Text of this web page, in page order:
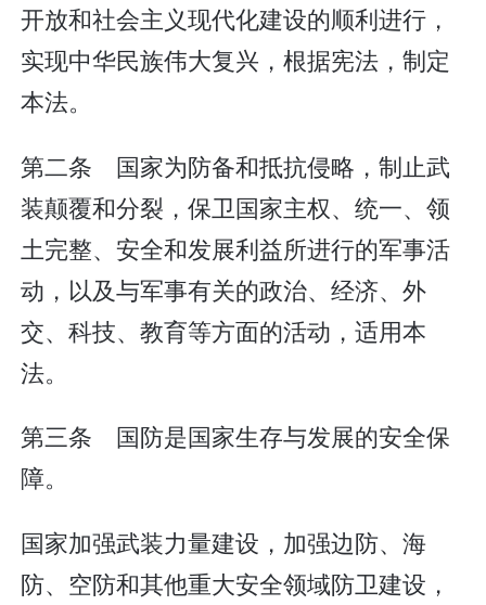
开放和社会主义现代化建设的顺利进行，
实现中华民族伟大复兴，根据宪法，制定
本法。
第二条 国家为防备和抵抗侵略，制止武
装颠覆和分裂，保卫国家主权、统一、领
土完整、安全和发展利益所进行的军事活
动，以及与军事有关的政治、经济、外
交、科技、教育等方面的活动，适用本
法。
第三条 国防是国家生存与发展的安全保
障。
国家加强武装力量建设，加强边防、海
防、空防和其他重大安全领域防卫建设，